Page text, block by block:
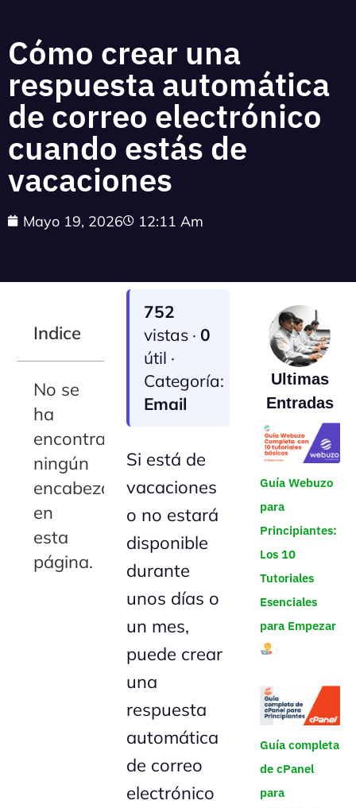
Cómo crear una
respuesta automática
de correo electrónico
cuando estás de
vacaciones
Mayo 19, 2026 12:11 Am
Indice
No se
ha
encontrado
ningún
encabezado
en
esta
página.
752
vistas ·0
útil ·
Categoría:
Email
Si está de
vacaciones
o no estará
disponible
durante
unos días o
un mes,
puede crear
una
respuesta
automática
de correo
electrónico
Ultimas
Entradas
Guía Webuzo
para
Principiantes:
Los 10
Tutoriales
Esenciales
para Empezar
Guía completa
de cPanel
para